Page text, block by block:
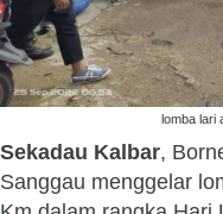
lomba lari
Sekadau Kalbar,
Sanggau menggelar